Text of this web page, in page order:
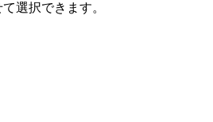
選択できます。